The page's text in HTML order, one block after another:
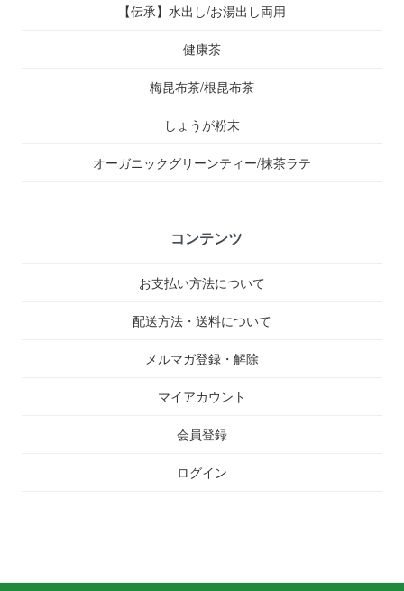
【伝承】水出し/お湯出し両用
健康茶
梅昆布茶/根昆布茶
しょうが粉末
オーガニックグリーンティー/抹茶ラテ
コンテンツ
お支払い方法について
配送方法・送料について
メルマガ登録・解除
マイアカウント
会員登録
ログイン